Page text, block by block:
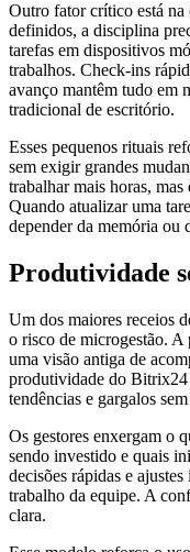
Outro fator crítico está
definidos, a disciplina
tarefas em dispositivos
trabalhos. Check-ins
avanço mantêm tudo em
tradicional de escritório.
Esses pequenos rituais
sem exigir grandes
trabalhar mais horas,
Quando atualizar uma
depender da memória ou
Produtividade
Um dos maiores receios
o risco de microgestão. A
uma visão antiga de
produtividade do Bitrix24
tendências e gargalos
Os gestores enxergam o
sendo investido e quais
decisões rápidas e
trabalho da equipe. A
clara.